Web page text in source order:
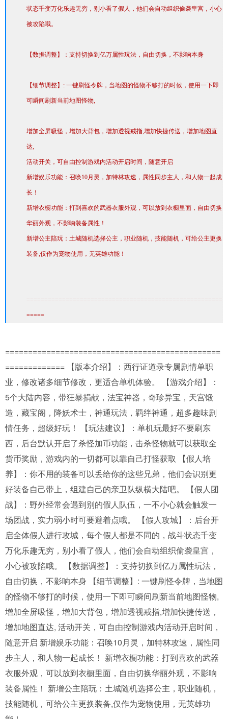
状态千变万化乐趣无穷，别小看了假人，他们会自动组织偷袭皇宫，小心
被攻陷哦。
【数据调整】：支持切换到亿万属性玩法，自由切换，不影响本身
【细节调整】: 一键刷怪令牌，当地图的怪物不够打的时候，使用一下即
可瞬间刷新当前地图怪物,
增加全屏吸怪，增加大背包，增加透视戒指,增加快捷传送，增加地图直
达,
活动开关，可自由控制游戏内活动开启时间，随意开启
新增娱乐功能：召唤10月灵，加特林攻速，属性同步主人，和人物一起成
长！
新增衣橱功能：打到喜欢的武器衣服外观，可以放到衣橱里面，自由切换
华丽外观，不影响装备属性！
新增公主陪玩：土城随机选择公主，职业随机，技能随机，可给公主更换
装备,仅作为宠物使用，无英雄功能！
=======================================================
=====
===============================================
============= 【版本介绍】：西行证道录专属剧情单职
业，修改诸多细节修改，更适合单机体验。 【游戏介绍】：
5个大陆内容，带狂暴捐献，法宝神器，奇珍异宝，天宫锻
造，藏宝阁，降妖术士，神通玩法，羁绊神通，超多趣味剧
情任务，超级好玩！ 【玩法建议】：单机玩最好不要刷东
西，后台默认开启了杀怪加币功能，击杀怪物就可以获取全
货币奖励，游戏内的一切都可以靠自己打怪获取 【假人培
养】：你不用的装备可以丢给你的这些兄弟，他们会识别更
好装备自己带上，组建自己的亲卫队纵横大陆吧。 【假人团
战】：野外经常会遇到别的假人队伍，一不小心就会触发一
场团战，实力弱小时可要避着点哦。 【假人攻城】：后台开
启全体假人进行攻城，每个假人都是不同的，战斗状态千变
万化乐趣无穷，别小看了假人，他们会自动组织偷袭皇宫，
小心被攻陷哦。 【数据调整】：支持切换到亿万属性玩法，
自由切换，不影响本身 【细节调整】: 一键刷怪令牌，当地图
的怪物不够打的时候，使用一下即可瞬间刷新当前地图怪物,
增加全屏吸怪，增加大背包，增加透视戒指,增加快捷传送，
增加地图直达, 活动开关，可自由控制游戏内活动开启时间，
随意开启 新增娱乐功能：召唤10月灵，加特林攻速，属性同
步主人，和人物一起成长！ 新增衣橱功能：打到喜欢的武器
衣服外观，可以放到衣橱里面，自由切换华丽外观，不影响
装备属性！ 新增公主陪玩：土城随机选择公主，职业随机，
技能随机，可给公主更换装备,仅作为宠物使用，无英雄功